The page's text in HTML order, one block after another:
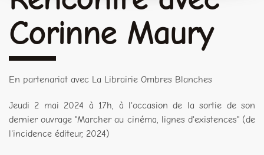
Corinne Maury
En partenariat avec La Librairie Ombres Blanches
Jeudi 2 mai 2024 à 17h, à l'occasion de la sortie de son
dernier ouvrage "Marcher au cinéma, lignes d'existences" (de
l'incidence éditeur, 2024)